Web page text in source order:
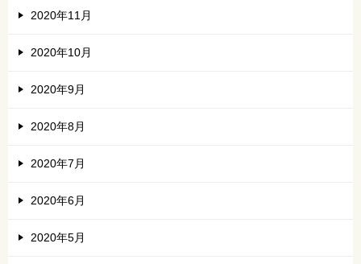
2020年11月
2020年10月
2020年9月
2020年8月
2020年7月
2020年6月
2020年5月